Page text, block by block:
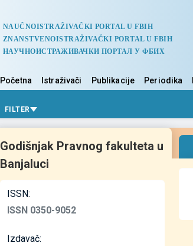
NAUČNOISTRAŽIVAČKI PORTAL U FBIH
ZNANSTVENOISTRAŽIVAČKI PORTAL U FBIH
НАУЧНОИСТРАЖИВАЧКИ ПОРТАЛ У ФБИХ
Početna Istraživači Publikacije Periodika
FILTER
Godišnjak Pravnog fakulteta u
Banjaluci
ISSN:
ISSN 0350-9052
Izdavač: